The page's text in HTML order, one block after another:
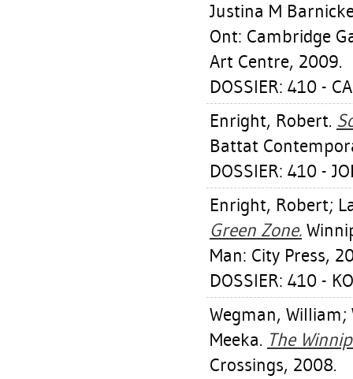
Justina M
Ont: Cambridge
Art Centre, 2009.
DOSSIER: 410 -
Enright, Robert.
Battat
DOSSIER: 410 -
Enright, Robert;
Green Zone.
Man: City Press,
DOSSIER: 410 -
Wegman, William;
Meeka. The
Crossings, 2008.